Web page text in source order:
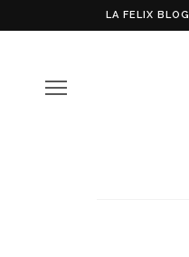
LA FELIX BLOG